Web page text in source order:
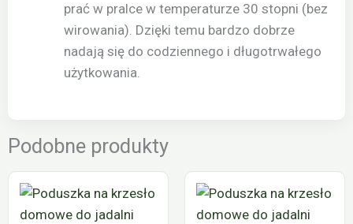
prać w pralce w temperaturze 30 stopni (bez
wirowania). Dzięki temu bardzo dobrze
nadają się do codziennego i długotrwałego
użytkowania.
Podobne produkty